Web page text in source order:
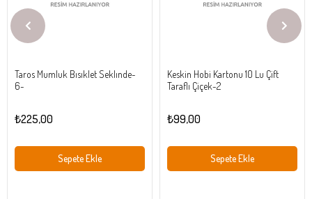
Taros Mumluk Bısıklet Seklınde-
6-
₺225,00
Sepete Ekle
Keskin Hobi Kartonu 10 Lu Çift
Taraflı Çiçek-2
₺99,00
Sepete Ekle